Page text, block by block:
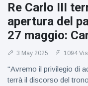
Re Carlo III
apertura del
27 maggio:
3 May 2025 1094
"Avremo il privilegio di
terrà il discorso del